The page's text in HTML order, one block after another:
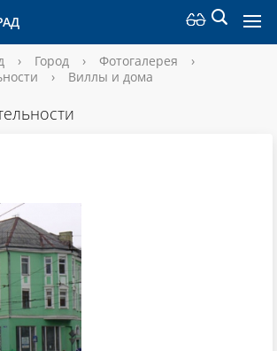
› Город › Фотогалерея
›
› Виллы и дома